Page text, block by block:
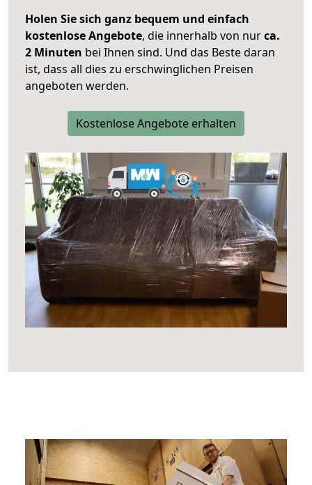
Holen Sie sich ganz bequem und einfach
kostenlose Angebote, die innerhalb von nurca.
2 Minuten bei Ihnen sind. Und das Beste daran
ist, dass all dies zu erschwinglichen Preisen
angeboten werden.
Kostenlose Angebote erhalten